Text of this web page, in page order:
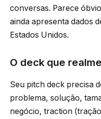
conversas. Parece
ainda apresenta dados
Estados Unidos.
O deck que
Seu pitch deck precisa
problema, solução,
negócio, traction